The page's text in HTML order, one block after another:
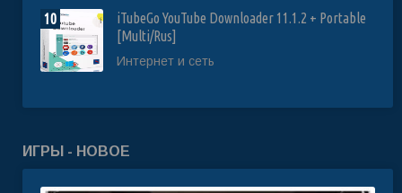
10
iTubeGo YouTube Downloader 11.1.2 + Portable
[Multi/Rus]
Интернет и сеть
ИГРЫ - НОВОЕ